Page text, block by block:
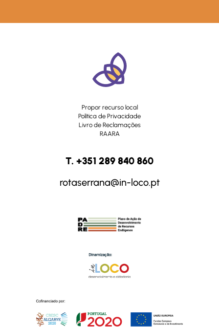
Propor recurso local
Política de Privacidade
Livro de Reclamações
RAARA
T. +351 289 840 860
rotaserrana@in-loco.pt